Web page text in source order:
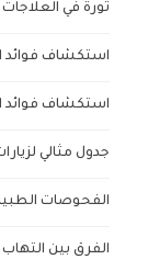
ثورة في
استكشاف فوائد
استكشاف فوائد
جدول مثالي
الفحوصات
الفرق بين